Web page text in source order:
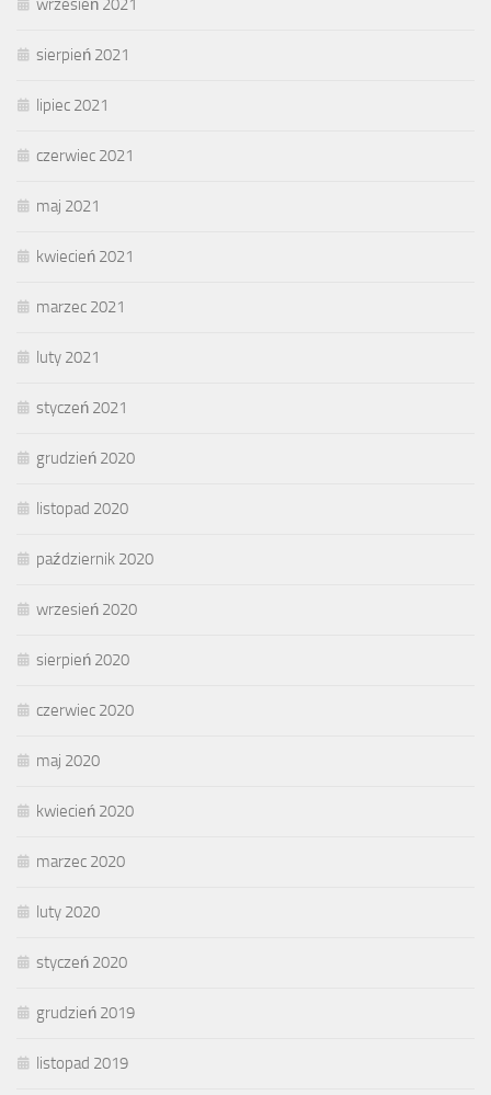
wrzesień 2021
sierpień 2021
lipiec 2021
czerwiec 2021
maj 2021
kwiecień 2021
marzec 2021
luty 2021
styczeń 2021
grudzień 2020
listopad 2020
październik 2020
wrzesień 2020
sierpień 2020
czerwiec 2020
maj 2020
kwiecień 2020
marzec 2020
luty 2020
styczeń 2020
grudzień 2019
listopad 2019